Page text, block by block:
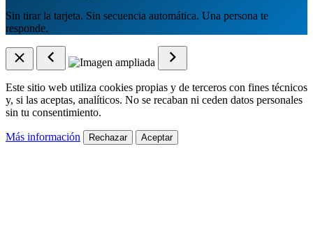
Sin tirar la tarjeta. Sin secuencia automática. Una persona te
responde.
Este sitio web utiliza cookies propias y de terceros con fines técnicos
y, si las aceptas, analíticos. No se recaban ni ceden datos personales
sin tu consentimiento.
Más información Rechazar Aceptar